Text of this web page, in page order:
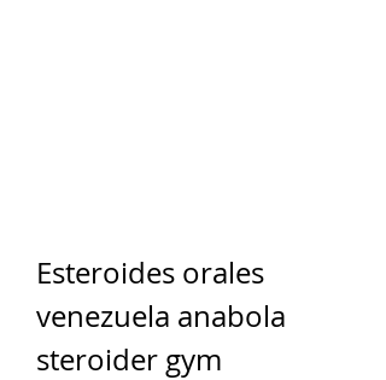
Esteroides orales
venezuela anabola
steroider gym